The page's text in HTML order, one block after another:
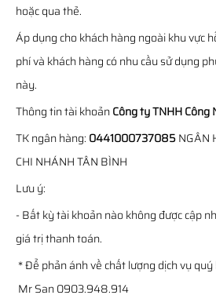
hoặc qua thẻ.
Áp dụng cho khách hàng ngoài khu vực
phí và khách hàng có nhu cầu sử dụng
này.
Thông tin tài khoảnCông ty TNHH
TK ngân hàng: 0441000737085NGÂN
CHI NHÁNH TÂN BÌNH
Lưu ý:
- Bất kỳ tài khoản nào không được cập
giá trị thanh toán.
* Để phản ánh về chất lượng dịch vụ quý
Mr San 0903.948.914